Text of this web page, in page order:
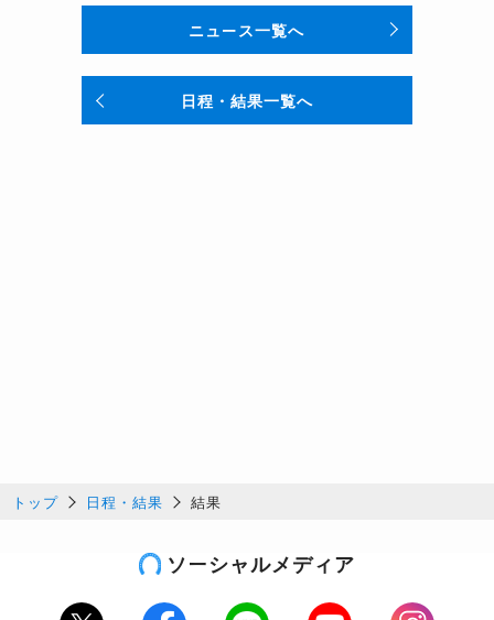
ニュース一覧へ
日程・結果一覧へ
トップ 日程・結果 結果
ソーシャルメディア